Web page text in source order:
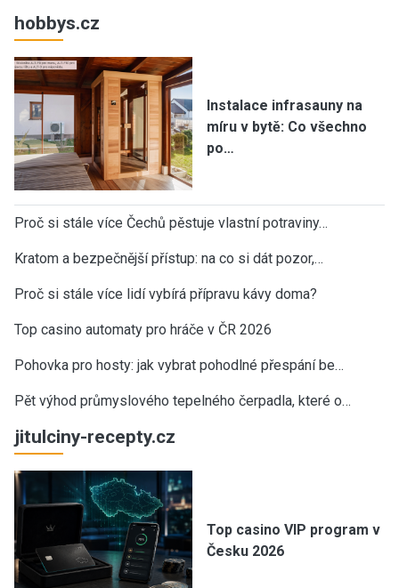
hobbys.cz
Instalace infrasauny na
míru v bytě: Co všechno
po…
Proč si stále více Čechů pěstuje vlastní potraviny…
Kratom a bezpečnější přístup: na co si dát pozor,…
Proč si stále více lidí vybírá přípravu kávy doma?
Top casino automaty pro hráče v ČR 2026
Pohovka pro hosty: jak vybrat pohodlné přespání be…
Pět výhod průmyslového tepelného čerpadla, které o…
jitulciny-recepty.cz
Top casino VIP program v
Česku 2026